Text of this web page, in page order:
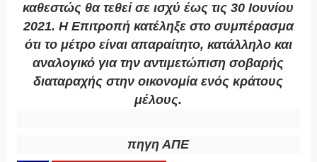
καθεστώς θα τεθεί σε ισχύ έως τις 30 Ιουνίου
2021. Η Επιτροπή κατέληξε στο συμπέρασμα
ότι το μέτρο είναι απαραίτητο, κατάλληλο και
αναλογικό για την αντιμετώπιση σοβαρής
διαταραχής στην οικονομία ενός κράτους
μέλους.
πηγη ΑΠΕ